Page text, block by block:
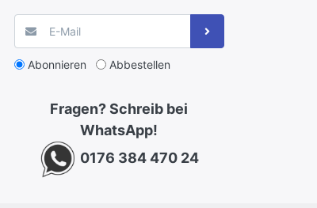
Abonnieren Abbestellen
Fragen? Schreib bei
WhatsApp!
0176 384 470 24